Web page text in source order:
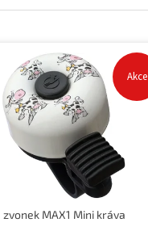
Akce
zvonek MAX1 Mini kráva